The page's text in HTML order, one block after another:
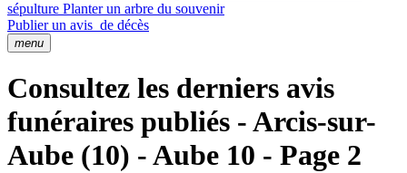
sépulture Planter un arbre du souvenir
Publier un avis de décès
menu
Consultez les derniers avis
funéraires publiés - Arcis-sur-
Aube (10) - Aube 10 - Page 2